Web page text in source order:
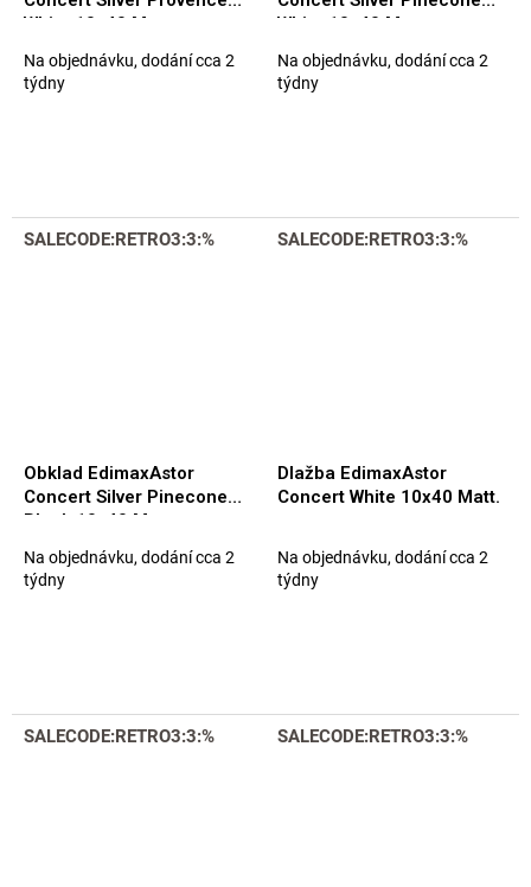
White 10x40 Matt.
Na objednávku, dodání cca 2
týdny
White 10x40 Matt.
Na objednávku, dodání cca 2
týdny
SALECODE:RETRO3:3:%
Obklad EdimaxAstor
Concert Silver Pinecone
Black 10x40 Matt.
Na objednávku, dodání cca 2
týdny
SALECODE:RETRO3:3:%
Dlažba EdimaxAstor
Concert White 10x40 Matt.
Na objednávku, dodání cca 2
týdny
SALECODE:RETRO3:3:% SALECODE:RETRO3:3:%